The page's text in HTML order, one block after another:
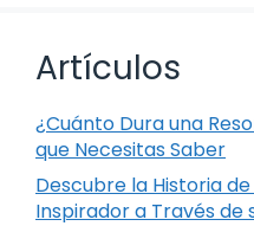
Artículos
¿Cuánto Dura una
que Necesitas Saber
Descubre la Historia de
Inspirador a Través de